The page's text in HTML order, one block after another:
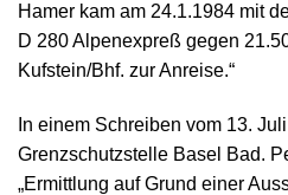
Hamer kam am 24.1.1984 mit
D 280 Alpenexpreß gegen
Kufstein/Bhf. zur Anreise.“
In einem Schreiben vom 13.
Grenzschutzstelle Basel Bad.
„Ermittlung auf Grund einer